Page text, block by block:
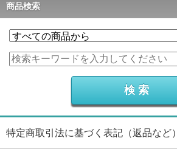
商品検索
特定商取引法に基づく表記（返品など）